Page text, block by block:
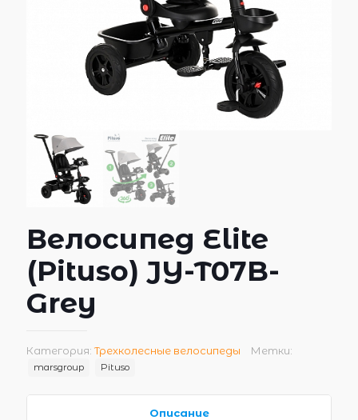
Велосипед Elite
(Pituso) JY-T07B-
Grey
Категория: Трехколесные велосипеды Метки:
marsgroup Pituso
Описание